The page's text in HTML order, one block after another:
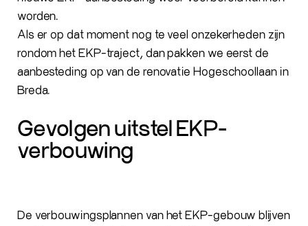
worden.
Als er op dat moment nog te veel onzekerheden zijn
rondom het EKP-traject, dan pakken we eerst de
aanbesteding op van de renovatie Hogeschoollaan in
Breda.
Gevolgen uitstel EKP-
verbouwing
De verbouwingsplannen van het EKP-gebouw blijven